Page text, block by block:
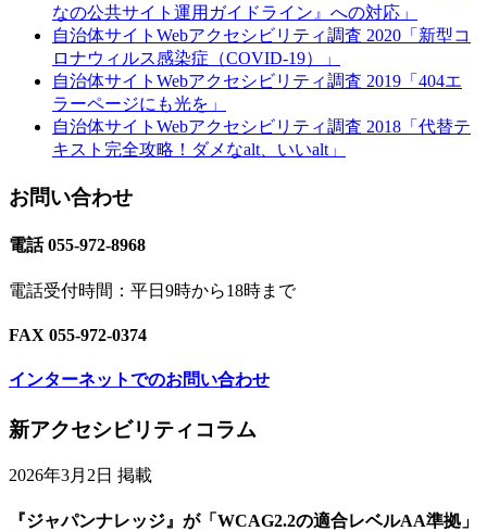
なの公共サイト運用ガイドライン』への対応」
自治体サイトWebアクセシビリティ調査 2020「新型コ
ロナウィルス感染症（COVID-19）」
自治体サイトWebアクセシビリティ調査 2019「404エ
ラーページにも光を」
自治体サイトWebアクセシビリティ調査 2018「代替テ
キスト完全攻略！ダメなalt、いいalt」
お問い合わせ
電話 055-972-8968
電話受付時間：平日9時から18時まで
FAX 055-972-0374
インターネットでのお問い合わせ
Footer
新アクセシビリティコラム
2026年3月2日 掲載
『ジャパンナレッジ』が「WCAG2.2の適合レベルAA準拠」